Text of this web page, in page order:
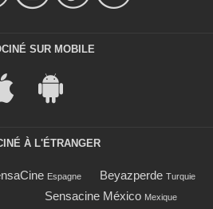
SUR MOBILE
À L'ÉTRANGER
Espagne Beyazperde Turquie
Sensacine México Mexique